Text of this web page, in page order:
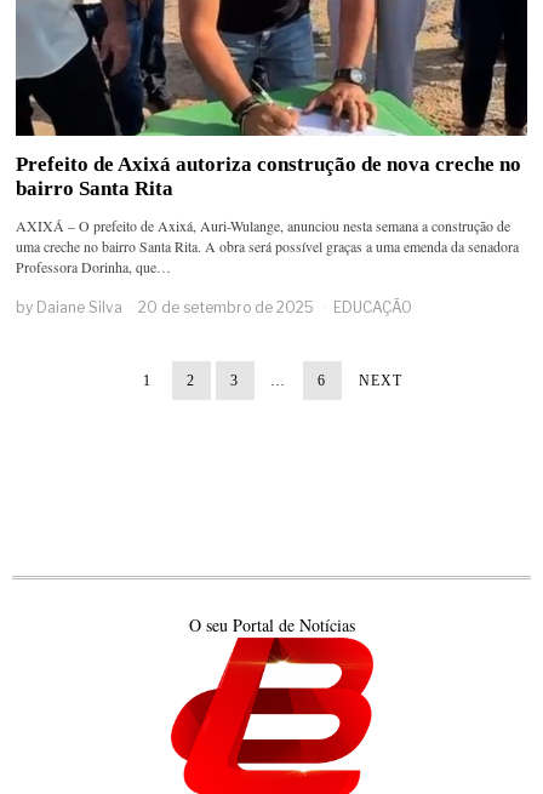
Prefeito de Axixá autoriza construção de nova creche no
bairro Santa Rita
AXIXÁ – O prefeito de Axixá, Auri-Wulange, anunciou nesta semana a construção de
uma creche no bairro Santa Rita. A obra será possível graças a uma emenda da senadora
Professora Dorinha, que…
by Daiane Silva 20 de setembro de 2025 EDUCAÇÃO
1 2 3 … 6 NEXT
O seu Portal de Notícias